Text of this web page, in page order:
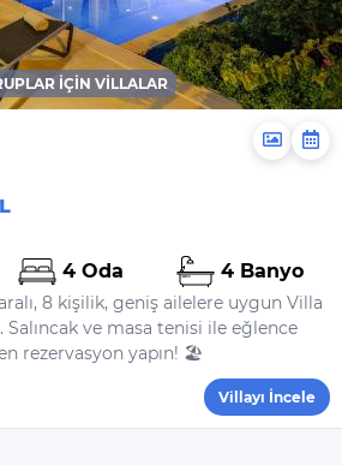
İÇIN VILLALAR
4 Oda 4 Banyo
8 kişilik, geniş ailelere uygun Villa
Salıncak ve masa tenisi ile eğlence
rezervasyon yapın! 🏖️
Villayı İncele